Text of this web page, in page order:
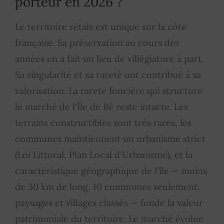
Le territoire rétais est unique sur la côte
française. Sa préservation au cours des
années en a fait un lieu de villégiature à part.
Sa singularité et sa rareté ont contribué à sa
valorisation. La rareté foncière qui structure
le marché de l'Île de Ré reste intacte. Les
terrains constructibles sont très rares, les
communes maintiennent un urbanisme strict
(Loi Littoral, Plan Local d'Urbanisme), et la
caractéristique géographique de l'île — moins
de 30 km de long, 10 communes seulement,
paysages et villages classés — fonde la valeur
patrimoniale du territoire. Le marché évolue